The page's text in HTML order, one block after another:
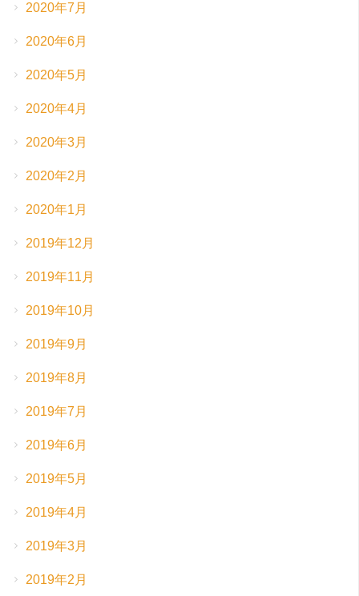
2020年7月
2020年6月
2020年5月
2020年4月
2020年3月
2020年2月
2020年1月
2019年12月
2019年11月
2019年10月
2019年9月
2019年8月
2019年7月
2019年6月
2019年5月
2019年4月
2019年3月
2019年2月